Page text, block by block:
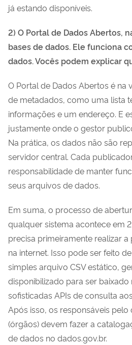
já estando disponíveis.
2) O Portal de Dados Abertos,
bases de dados. Ele funciona
dados. Vocês podem explicar
O Portal de Dados Abertos é na
de metadados, como uma lista
informações e um endereço. E
justamente onde o gestor
Na prática, os dados não são
servidor central. Cada
responsabilidade de manter
seus arquivos de dados.
Em suma, o processo de
qualquer sistema acontece em
precisa primeiramente realizar
na internet. Isso pode ser feito
simples arquivo CSV estático,
disponibilizado para ser
sofisticadas APIs de consulta
Após isso, os responsáveis
(órgãos) devem fazer a
de dados no dados.gov.br.